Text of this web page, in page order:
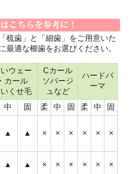
梳歯」と「細歯」をご用意いた
最適な櫛歯をお選びください。
ウェー
カール
くせ毛
Cカール
ソバージ
ュなど
ハードパ
ーマ
中 固 柔 中 固 柔 中
固
▲ ▲ × × × × × ×
▲ ▲ × × × × × ×